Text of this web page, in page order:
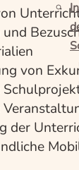
von
der